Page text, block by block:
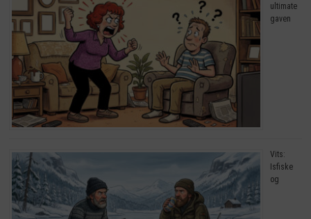
ultimate
gaven
Vits:
Isfiske
og